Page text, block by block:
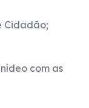
Cidadão;
com as